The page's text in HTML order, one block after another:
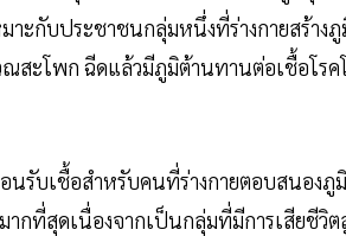
มาะกับประชาชนกลุ่มหนึ่งที่ร่างกายสร้า
ณสะโพก ฉีดแล้วมีภูมิต้านทานต่อเชื้อโรค
นรับเชื้อสำหรับคนที่ร่างกายตอบสนอง
ากที่สุดเนื่องจากเป็นกลุ่มที่มีการเสียชีวิต